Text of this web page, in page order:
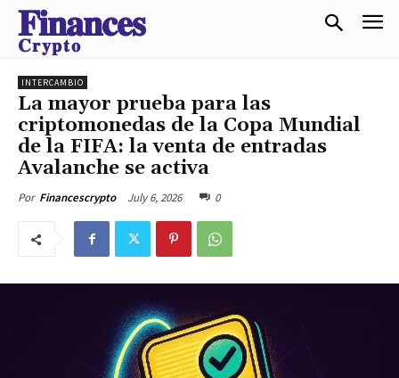
𝐅𝐢𝐧𝐚𝐧𝐜𝐞𝐬
𝐂𝐫𝐲𝐩𝐭𝐨
INTERCAMBIO
La mayor prueba para las
criptomonedas de la Copa Mundial
de la FIFA: la venta de entradas
Avalanche se activa
Por Financescrypto July 6, 2026 0